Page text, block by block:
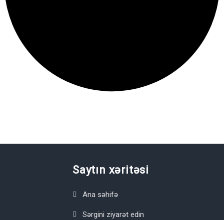
Saytın xəritəsi
Ana səhifə
Sərgini ziyarət edin